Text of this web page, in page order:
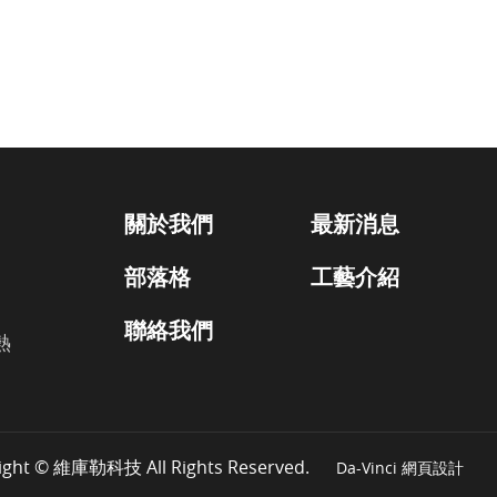
關於我們
最新消息
部落格
工藝介紹
聯絡我們
© 維庫勒科技 All Rights Reserved. Da-Vinci 網頁設計